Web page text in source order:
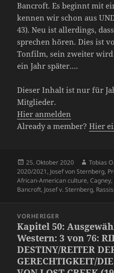
Bancroft. Es beginnt mit
kennen wir schon aus
43). Neu ist allerdings,
sprechen hören. Dies ist
Tonfilm, sein zweiter wird
ein Jahr später….
Dieser Inhalt ist nur für
Mitglieder.
Hier anmelden
Already a member?Hier
Veröffentlicht
am
25. Oktober 2020 Autor
Tobias
2020/2021, Josef von Sternberg,
African-American culture,Cagney,
Bancroft, Josef v. Sternberg,
VORHERIGER
Vorheriger
Beitrag:
Kapitel 50:
Western: 3 von 76:
DESTINY/REITER
GERECHTIGKEIT/